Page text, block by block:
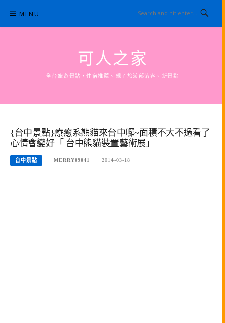
content
MENU
可人之家
全台旅遊景點，住宿推薦、親子旅遊部落客、新景點
{台中景點}療癒系熊貓來台中囉~面積不大不過看了
心情會變好「 台中熊貓裝置藝術展」
台中景點 MERRY09041 2014-03-18